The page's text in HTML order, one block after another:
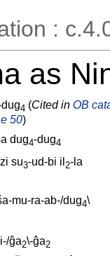
:
as
4 (Cited in OB
50)
dug4-dug4
su3-ud-bi il 2-la
mu-ra-ab-/dug4\
ĝa2\-ĝa2